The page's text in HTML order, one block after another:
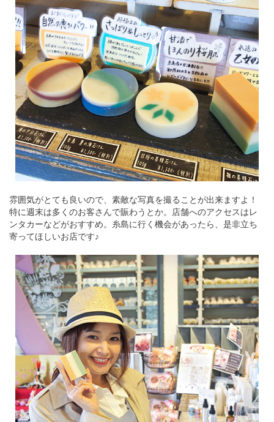
雰囲気がとても良いので、素敵な写真を撮ることが出来ますよ！
特に週末は多くのお客さんで賑わうとか。店舗へのアクセスはレ
ンタカーなどがおすすめ。糸島に行く機会があったら、是非立ち
寄ってほしいお店です♪